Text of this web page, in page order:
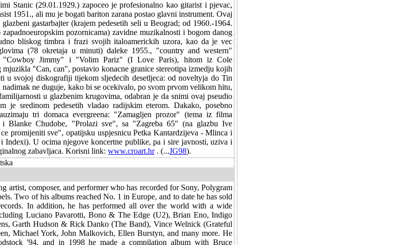
Stanic (29.01.1929.) zapoceo je profesionalno kao gitarist i pjevac,
1951., ali mu je bogati bariton zarana postao glavni instrument. Ovaj
glazbeni gastarbajter (krajem pedesetih seli u Beograd; od 1960.-1964.
zapadnoeuropskim pozornicama) zavidne muzikalnosti i bogom danog
bliskog timbra i frazi svojih italoamerickih uzora, kao da je vec
(78 okretaja u minuti) daleke 1955., "country and western"
"Cowboy Jimmy" i "Volim Pariz" (I Love Paris), hitom iz Cole
mjuzikla "Can, can", postavio konacne granice stereotipa izmedju kojih
u svojoj diskografiji tijekom sljedecih desetljeca: od noveltyja do Tin
ne duguje, kako bi se ocekivalo, po svom prvom velikom hitu,
u glazbenim krugovima, odabran je da snimi ovaj pseudio
je sredinom pedesetih vladao radijskim eterom. Dakako, posebno
tri domaca evergreena: "Zamagljen prozor" (tema iz filma
Blanke Chudobe, "Prolazi sve", sa "Zagreba 65" (na glazbu Ive
promijeniti sve", opatijsku uspjesnicu Petka Kantardzijeva - Mlinca i
Indexi). U ocima njegove koncertne publike, pa i sire javnosti, uziva i
zabavljaca. Korisni link: www.croart.hr. (...JG98).
artist, composer, and performer who has recorded for Sony, Polygram
Two of his albums reached No. 1 in Europe, and to date he has sold
In addition, he has performed all over the world with a wide
Luciano Pavarotti, Bono & The Edge (U2), Brian Eno, Indigo
Garth Hudson & Rick Danko (The Band), Vince Welnick (Grateful
Michael York, John Malkovich, Ellen Burstyn, and many more. He
'94, and in 1998 he made a compilation album with Bruce